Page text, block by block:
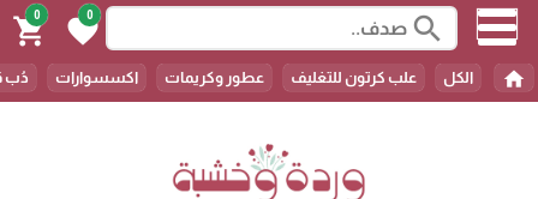
search
0
favorite
0
shopping_cart
home الكل علب كرتون للتغليف عطور وكريمات اكسسوارات دُب